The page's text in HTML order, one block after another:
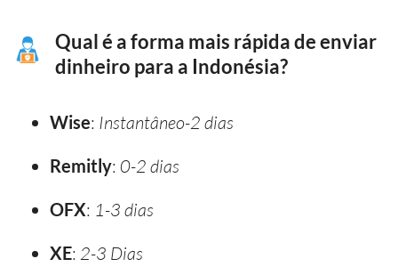
Qual é a forma mais rápida de enviar
dinheiro para a Indonésia?
Wise: Instantâneo-2 dias
Remitly: 0-2 dias
OFX: 1-3 dias
XE: 2-3 Dias